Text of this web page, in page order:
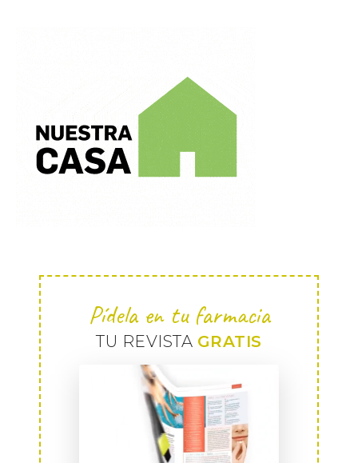
Pídela en tu farmacia
TU REVISTA GRATIS